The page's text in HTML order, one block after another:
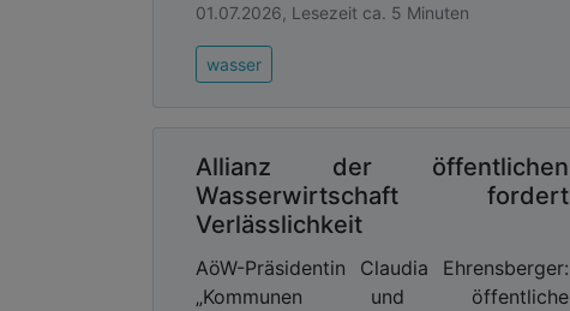
01.07.2026, Lesezeit ca. 5 Minuten
wasser
Allianz der öffentlichen
Wasserwirtschaft fordert
Verlässlichkeit
AöW-Präsidentin Claudia Ehrensberger:
„Kommunen und öffentliche